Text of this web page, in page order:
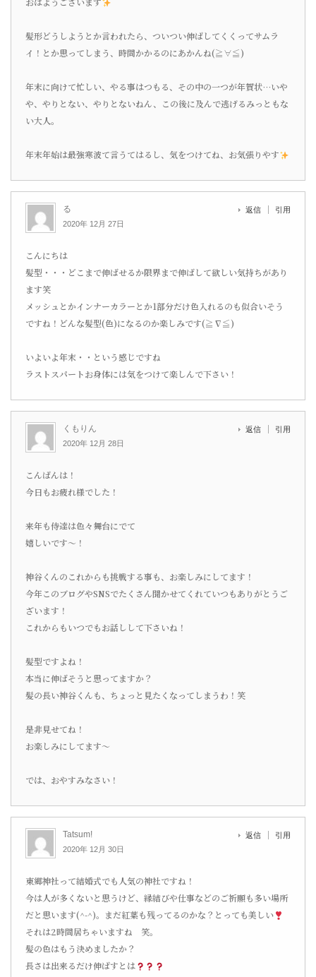
髪形どうしようとか言われたら、ついつい伸ばしてくくってサムラ
イ！とか思ってしまう、時間かかるのにあかんね(≧∀≦)
年末に向けて忙しい、やる事はつもる、その中の一つが年賀状…いや
や、やりとない、やりとないねん、この後に及んで逃げるみっともな
い大人。
年末年始は最強寒波て言うてはるし、気をつけてね、お気張りやす
る
2020年 12月 27日
返信 引用
こんにちは
髪型・・・どこまで伸ばせるか限界まで伸ばして欲しい気持ちがあり
ます笑
メッシュとかインナーカラーとか1部分だけ色入れるのも似合いそう
ですね！どんな髪型(色)になるのか楽しみです(≧∇≦)
いよいよ年末・・という感じですね
ラストスパートお身体には気をつけて楽しんで下さい！
くもりん
2020年 12月 28日
返信 引用
こんばんは！
今日もお疲れ様でした！
来年も侍達は色々舞台にでて
嬉しいです〜！
神谷くんのこれからも挑戦する事も、お楽しみにしてます！
今年このブログやSNSでたくさん聞かせてくれていつもありがとうご
ざいます！
これからもいつでもお話しして下さいね！
髪型ですよね！
本当に伸ばそうと思ってますか？
髪の長い神谷くんも、ちょっと見たくなってしまうわ！笑
是非見せてね！
お楽しみにしてます〜
では、おやすみなさい！
Tatsum!
2020年 12月 30日
返信 引用
東郷神社って結婚式でも人気の神社ですね！
今は人が多くないと思うけど、縁結びや仕事などのご祈願も多い場所
だと思います(^-^)。まだ紅葉も残ってるのかな？とっても美しい
それは2時間居ちゃいますね 笑。
髪の色はもう決めましたか？
長さは出来るだけ伸ばすとは